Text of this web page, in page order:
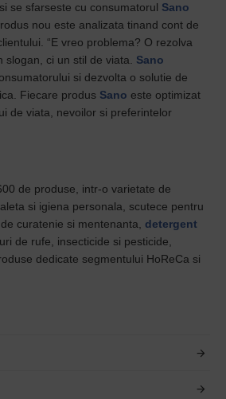
se sfarseste cu consumatorul Sano
nou este analizata tinand cont de
“E vreo problema? O rezolva
slogan, ci un stil de viata. Sano
si dezvolta o solutie de
Fiecare produs Sano este optimizat
de viata, nevoilor si preferintelor
de produse, intr-o varietate de
si igiena personala, scutece pentru
curatenie si mentenanta, detergent
de rufe, insecticide si pesticide,
dedicate segmentului HoReCa si